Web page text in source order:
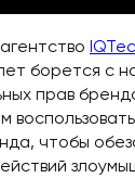
борется с
прав
чтобы